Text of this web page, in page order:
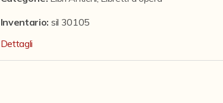
Inventario: sil 30105
Dettagli